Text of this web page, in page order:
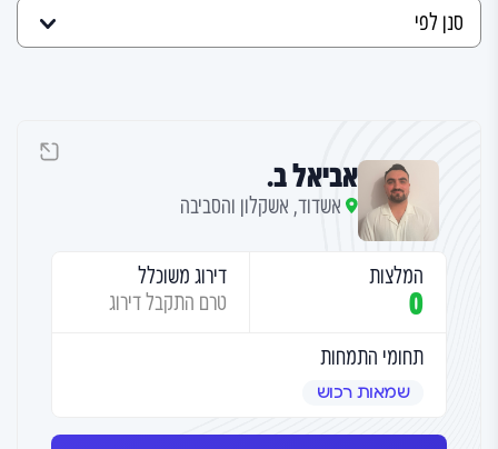
אביאל ב.
אשדוד, אשקלון והסביבה
המלצות
0
דירוג משוכלל
טרם התקבל דירוג
תחומי התמחות
שמאות רכוש